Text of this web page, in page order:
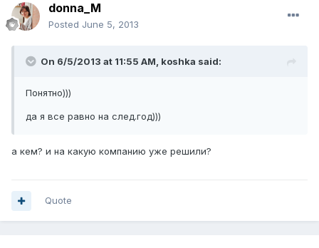
donna_M
Posted June 5, 2013
On 6/5/2013 at 11:55 AM, koshka said:
Понятно)))
да я все равно на след.год)))
а кем? и на какую компанию уже решили?
Quote